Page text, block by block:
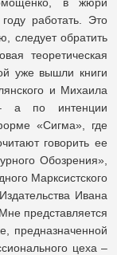
работать. Это
следует обратить
теоретическая
уже вышли книги
и Михаила
а по интенции
«Сигма», где
говорить ее
Обозрения»,
Марксистского
Ивана
представляется
предназначенной
цеха –